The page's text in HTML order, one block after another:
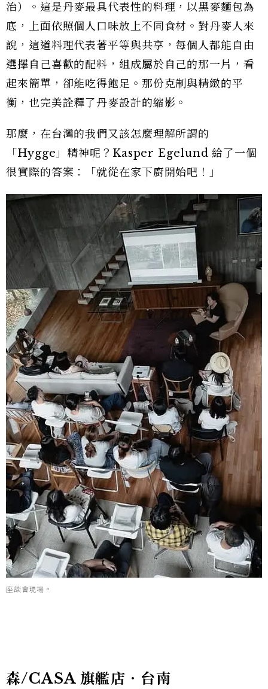
治）。這是丹麥最具代表性的料理，以黑麥麵包為
底，上面依照個人口味放上不同食材。對丹麥人來
說，這道料理代表著平等與共享，每個人都能自由
選擇自己喜歡的配料，組成屬於自己的那一片，看
起來簡單，卻能吃得飽足。那份克制與精緻的平
衡，也完美詮釋了丹麥設計的縮影。
那麼，在台灣的我們又該怎麼理解所謂的
「Hygge」精神呢？Kasper Egelund 給了一個
很實際的答案：「就從在家下廚開始吧！」
座談會現場。
森/CASA 旗艦店．台南